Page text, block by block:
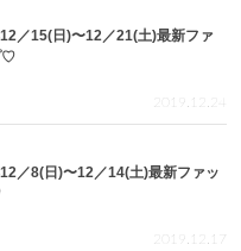
／15(日)〜12／21(土)最新ファ
♡
2019.12.24
／8(日)〜12／14(土)最新ファッ
2019.12.17